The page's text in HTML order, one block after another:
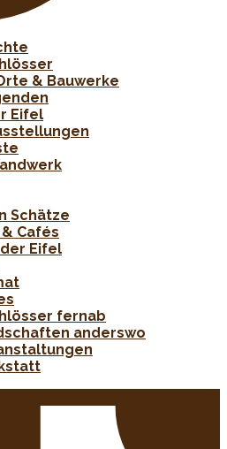
& Bauwerke
Eifel
Schätze
Cafés
Eifel
fernab
anderswo